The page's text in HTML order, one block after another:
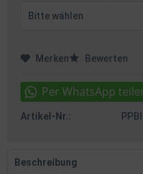
Merken Bewerten
Artikel-Nr.:
Beschreibung